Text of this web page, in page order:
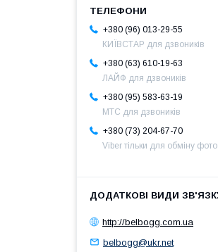
+380 (96) 013-29-55
КИЇВСТАР для дзвоників
+380 (63) 610-19-63
ЛАЙФ для дзвоників
+380 (95) 583-63-19
МТС для дзвоників
+380 (73) 204-67-70
Viber тільки для обміну фото
http://belbogg.com.ua
belbogg@ukr.net